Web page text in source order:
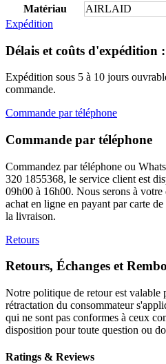
Matériau
AIRLAID
Expédition
Délais et coûts d'expédition :
Expédition sous 5 à 10 jours
commande.
Commande par téléphone
Commande par téléphone
Commandez par téléphone ou
320 1855368, le service client est
09h00 à 16h00. Nous serons à
achat en ligne en payant par carte
la livraison.
Retours
Retours, Échanges et
Notre politique de retour est valable
rétractation du consommateur
qui ne sont pas conformes à ceux
disposition pour toute question ou
Ratings & Reviews